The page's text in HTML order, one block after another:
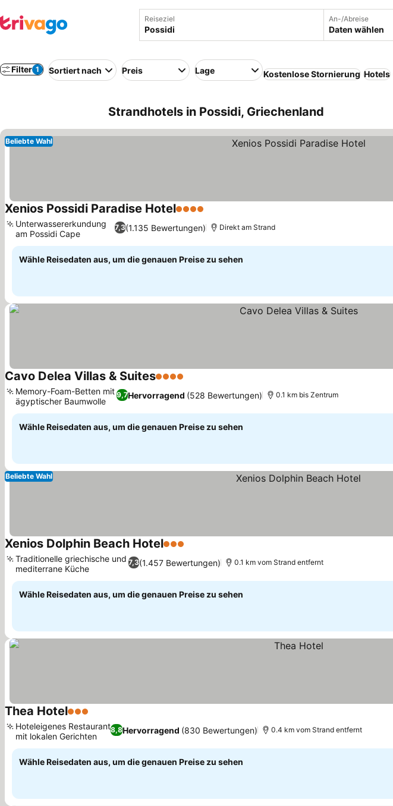
Reiseziel An-/Abreise
Daten wählen
Filter 1 Sortiert nach Preis Lage Kostenlose Stornierung Hotels
Strandhotels in Possidi, Griechenland
Beliebte Wahl
Xenios Possidi Paradise Hotel4 Sterne
7,3(1.135 Bewertungen)
Unterwassererkundung
am Possidi Cape
Direkt am Strand
Wähle Reisedaten aus, um die genauen Preise zu sehen
Cavo Delea Villas & Suites4 Sterne
9,7Hervorragend (528 Bewertungen)
Memory-Foam-Betten mit
ägyptischer Baumwolle
0.1 km bis Zentrum
Wähle Reisedaten aus, um die genauen Preise zu sehen
Beliebte Wahl
Xenios Dolphin Beach Hotel3 Sterne
7,3(1.457 Bewertungen)
Traditionelle griechische und
mediterrane Küche
0.1 km vom Strand entfernt
Wähle Reisedaten aus, um die genauen Preise zu sehen
Thea Hotel3 Sterne
8,8Hervorragend (830 Bewertungen)
Hoteleigenes Restaurant
mit lokalen Gerichten
0.4 km vom Strand entfernt
Wähle Reisedaten aus, um die genauen Preise zu sehen